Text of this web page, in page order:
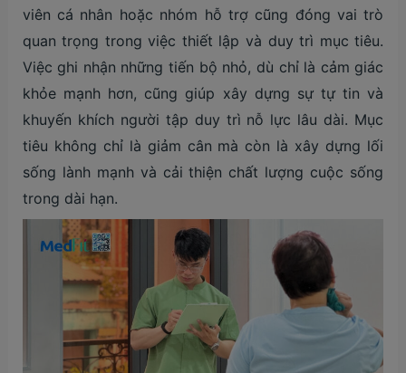
viên cá nhân hoặc nhóm hỗ trợ cũng đóng vai trò
quan trọng trong việc thiết lập và duy trì mục tiêu.
Việc ghi nhận những tiến bộ nhỏ, dù chỉ là cảm giác
khỏe mạnh hơn, cũng giúp xây dựng sự tự tin và
khuyến khích người tập duy trì nỗ lực lâu dài. Mục
tiêu không chỉ là giảm cân mà còn là xây dựng lối
sống lành mạnh và cải thiện chất lượng cuộc sống
trong dài hạn.